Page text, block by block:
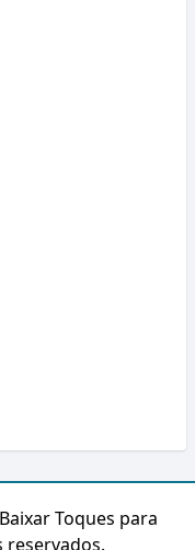
Toques para
reservados.